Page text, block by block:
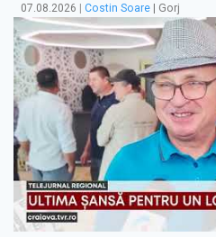
07.08.2026 Costin Soare | Gorj